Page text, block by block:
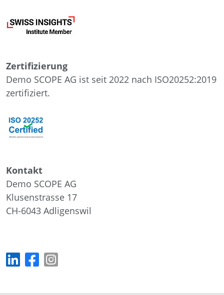
Zertifizierung
Demo SCOPE AG ist seit 2022 nach ISO20252:2019
zertifiziert.
Kontakt
Demo SCOPE AG
Klusenstrasse 17
CH-6043 Adligenswil